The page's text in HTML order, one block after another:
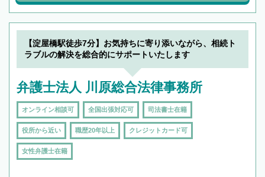
【淀屋橋駅徒歩7分】お気持ちに寄り添いながら、相続ト
ラブルの解決を総合的にサポートいたします
弁護士法人 川原総合法律事務所
オンライン相談可 全国出張対応可 司法書士在籍
役所から近い 職歴20年以上 クレジットカード可
女性弁護士在籍